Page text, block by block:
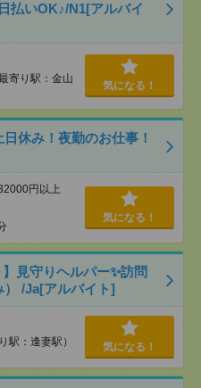
払いOK♪/N1[アルバイ
寄り駅：金山
気になる！
休み！夜勤のお仕事！
円以上
気になる！
見守りヘルパー✨訪問
/Ja[アルバイト]
駅：逢妻駅） 気になる！